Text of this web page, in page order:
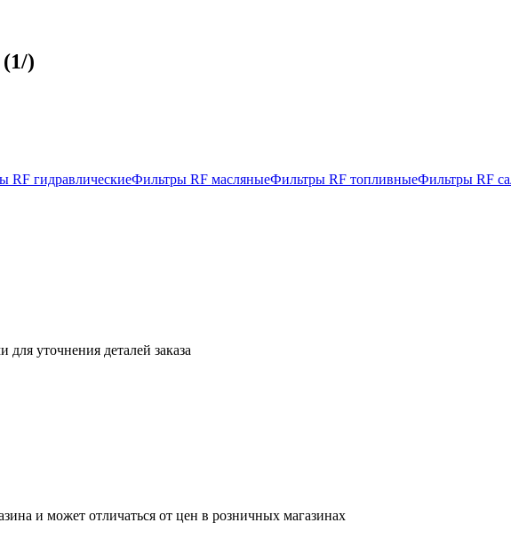
)
RF гидравлическиеФильтры RF масляныеФильтры RF топливныеФильтры RF
уточнения деталей заказа
и может отличаться от цен в розничных магазинах